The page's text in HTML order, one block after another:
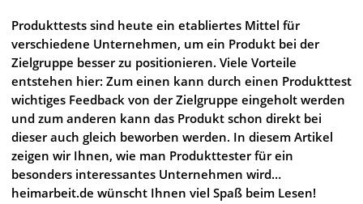
Produkttests sind heute ein etabliertes Mittel für
verschiedene Unternehmen, um ein Produkt bei der
Zielgruppe besser zu positionieren. Viele Vorteile
entstehen hier: Zum einen kann durch einen Produkttest
wichtiges Feedback von der Zielgruppe eingeholt werden
und zum anderen kann das Produkt schon direkt bei
dieser auch gleich beworben werden. In diesem Artikel
zeigen wir Ihnen, wie man Produkttester für ein
besonders interessantes Unternehmen wird…
heimarbeit.de wünscht Ihnen viel Spaß beim Lesen!